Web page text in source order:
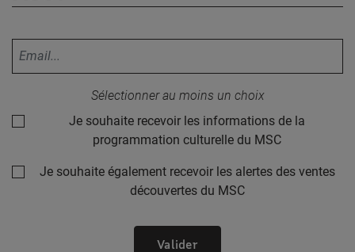
Sélectionner au moins un choix
Je souhaite recevoir les informations de la
programmation culturelle du MSC
Je souhaite également recevoir les alertes des ventes
découvertes du MSC
Valider